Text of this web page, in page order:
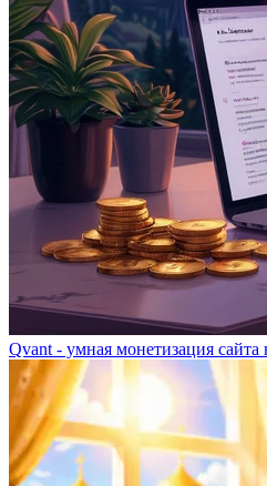
Qvant - умная монетизация